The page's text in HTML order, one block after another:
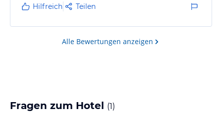
Hilfreich Teilen
Alle Bewertungen anzeigen
Fragen zum Hotel (1)